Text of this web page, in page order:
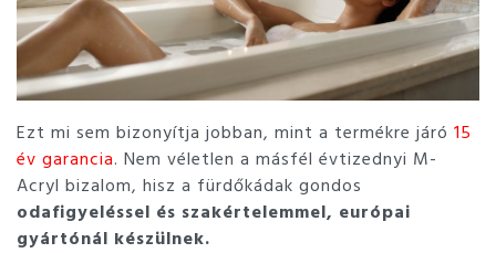
Ezt mi sem bizonyítja jobban, mint a termékre járó 15
év garancia. Nem véletlen a másfél évtizednyi M-
Acryl bizalom, hisz a fürdőkádak gondos
odafigyeléssel és szakértelemmel, európai
gyártónál készülnek.